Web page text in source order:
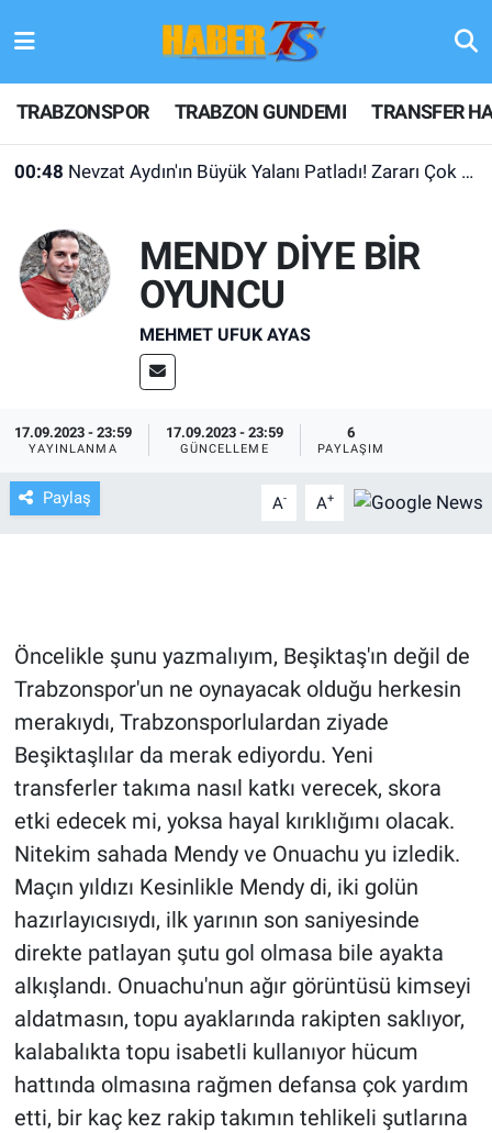
TRABZONSPOR TRABZON GUNDEMI TRANSFER
00:48 Nevzat Aydın'ın Büyük Yalanı Patladı! Zararı Çok Desteği Yok
MENDY DİYE BİR
OYUNCU
MEHMET UFUK AYAS
17.09.2023 - 23:59
YAYINLANMA
17.09.2023 - 23:59
GÜNCELLEME
6
PAYLAŞIM
Paylaş A- A+
Öncelikle şunu yazmalıyım, Beşiktaş'ın değil de
Trabzonspor'un ne oynayacak olduğu herkesin
merakıydı, Trabzonsporlulardan ziyade
Beşiktaşlılar da merak ediyordu. Yeni
transferler takıma nasıl katkı verecek, skora
etki edecek mi, yoksa hayal kırıklığımı olacak.
Nitekim sahada Mendy ve Onuachu yu izledik.
Maçın yıldızı Kesinlikle Mendy di, iki golün
hazırlayıcısıydı, ilk yarının son saniyesinde
direkte patlayan şutu gol olmasa bile ayakta
alkışlandı. Onuachu'nun ağır görüntüsü kimseyi
aldatmasın, topu ayaklarında rakipten saklıyor,
kalabalıkta topu isabetli kullanıyor hücum
hattında olmasına rağmen defansa çok yardım
etti, bir kaç kez rakip takımın tehlikeli şutlarına
TRABZONSPOR
TRABZON GUNDEMI
TRANSFER HABERLERI
KULİS MEYDANI
1461 TRABZON
ALT LIGLER
SAĞLIK
GENEL
KÜLTÜR SANAT
ASAYİŞ
EKONOMİ
EĞİTİM
ÇEVRE
HABERDE İNSAN
POLİTİKA
Hava Durumu
Trafik Durumu
Tüm Manşetler
Son Dakika Haberleri
Haber Arşivi